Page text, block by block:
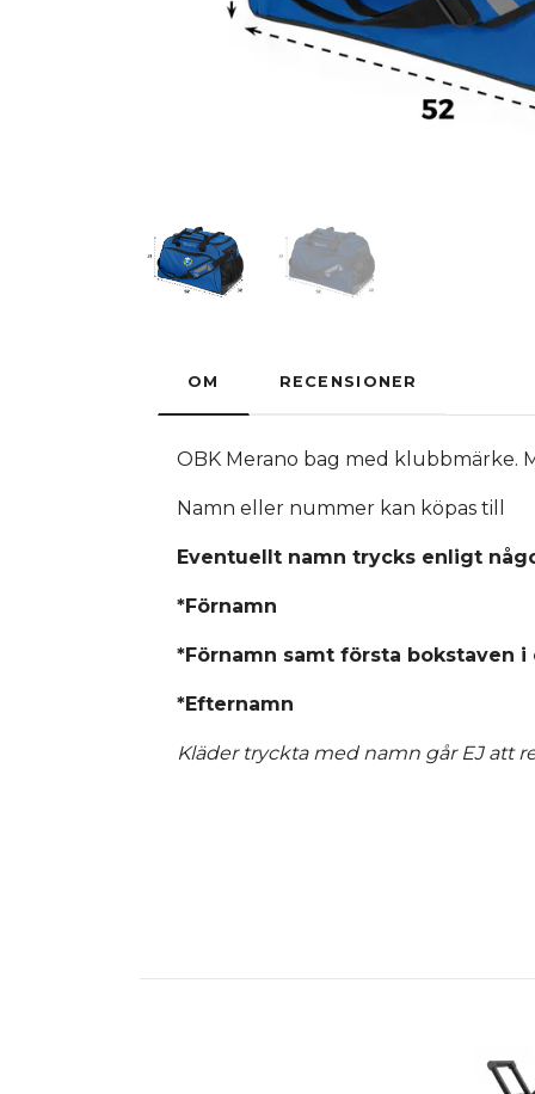
OM RECENSIONER
OBK Merano bag med klubbmärke.
Namn eller nummer kan köpas till
Eventuellt namn trycks enligt
*Förnamn
*Förnamn samt första bokstaven
*Efternamn
Kläder tryckta med namn går EJ att